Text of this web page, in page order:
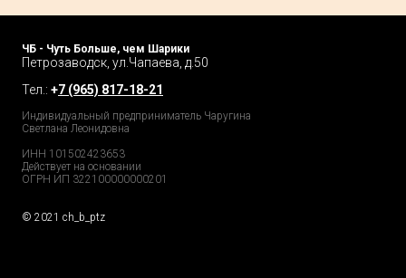
ЧБ - Чуть Больше, чем Шарики
Петрозаводск, ул.Чапаева, д.50
Тел.: +7 (965) 817-18-21
Индивидуальный предприниматель Чаругина
Светлана Леонидовна
ИНН 101502423653
Действует на основании
ОГРН ИП 322100000000201
© 2021 ch_b_ptz